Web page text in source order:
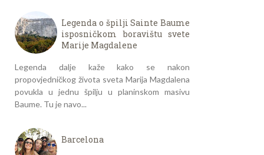
Legenda o špilji Sainte Baume
isposničkom boravištu svete
Marije Magdalene
Legenda dalje kaže kako se nakon
propovjedničkog života sveta Marija Magdalena
povukla u jednu špilju u planinskom masivu
Baume. Tu je navo...
Barcelona